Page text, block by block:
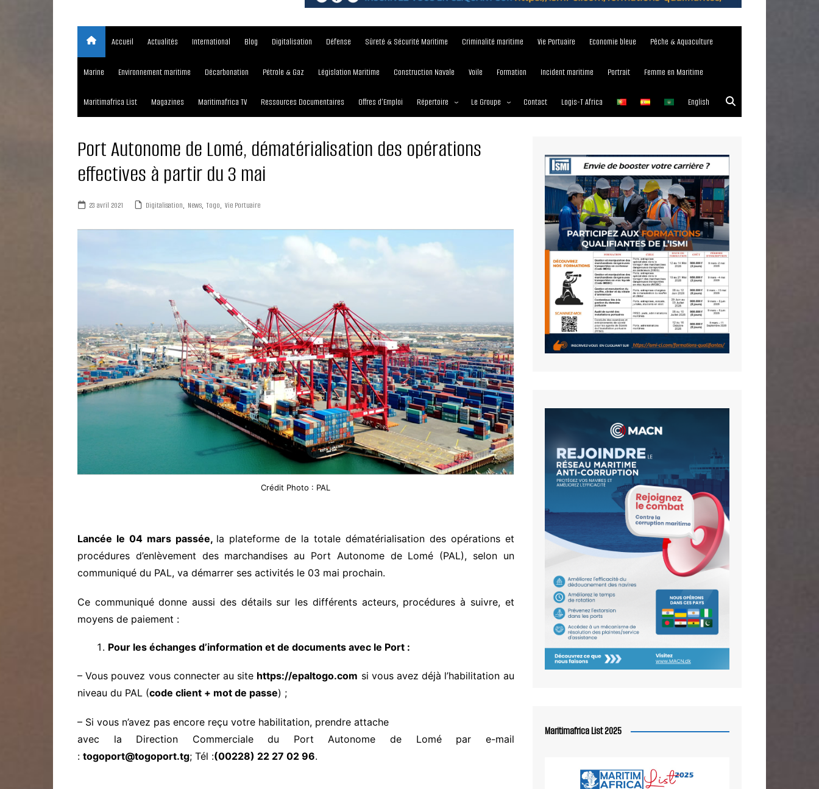
Accueil Actualités International Blog Digitalisation Défense Sûreté & Sécurité Maritime Criminalité maritime Vie Portuaire Economie bleue Pêche & Aquaculture
Marine Environnement maritime Décarbonation Pétrole & Gaz Législation Maritime Construction Navale Voile Formation Incident maritime Portrait Femme en Maritime
Maritimafrica List Magazines Maritimafrica TV Ressources Documentaires Offres d’Emploi Répertoire
Écoles maritimes
Le Groupe
Nos Services
Media Partner 2019 – 2023
Contact Logis-T Africa English
Port Autonome de Lomé, dématérialisation des opérations
effectives à partir du 3 mai
23 avril 2021 Digitalisation, News, Togo, Vie Portuaire
Crédit Photo : PAL
Lancée le 04 mars passée, la plateforme de la totale dématérialisation des opérations et
procédures d’enlèvement des marchandises au Port Autonome de Lomé (PAL), selon un
communiqué du PAL, va démarrer ses activités le 03 mai prochain.
Ce communiqué donne aussi des détails sur les différents acteurs, procédures à suivre, et
moyens de paiement :
Pour les échanges d’information et de documents avec le Port :
– Vous pouvez vous connecter au site https://epaltogo.com si vous avez déjà l’habilitation au
niveau du PAL (code client + mot de passe) ;
– Si vous n’avez pas encore reçu votre habilitation, prendre attache
avec la Direction Commerciale du Port Autonome de Lomé par e-mail
: togoport@togoport.tg; Tél :(00228) 22 27 02 96.
Maritimafrica List 2025